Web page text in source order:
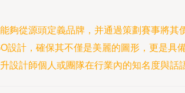
夠從源頭定義品牌，并通過策劃賽事將其
計，確保其不僅是美麗的圖形，更是具
設計師個人或團隊在行業內的知名度與話